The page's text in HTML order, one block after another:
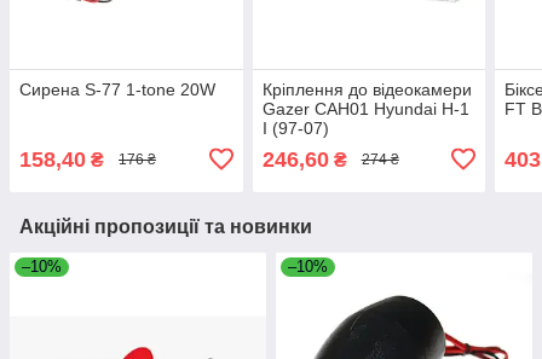
Сирена S-77 1-tone 20W
158,40 ₴ 176 ₴
Кріплення до відеокамери
Gazer CAH01 Hyundai H-1
I (97-07)
246,60₴ 274 ₴
FT
Акційні пропозиції та новинки
–10% –10%